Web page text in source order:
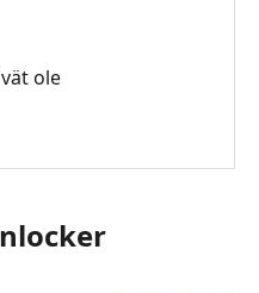
ole